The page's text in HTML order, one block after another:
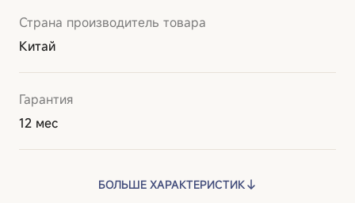
Страна производитель товара
Китай
Гарантия
12 мес
БОЛЬШЕ ХАРАКТЕРИСТИК